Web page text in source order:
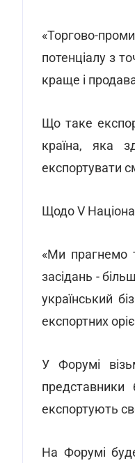
«Торгово-
потенціалу з
краще і
Що таке
країна, яка
експортувати
Щодо V
«Ми прагнемо
засідань -
український
експортних
У Форумі
представники
експортують
На Форумі